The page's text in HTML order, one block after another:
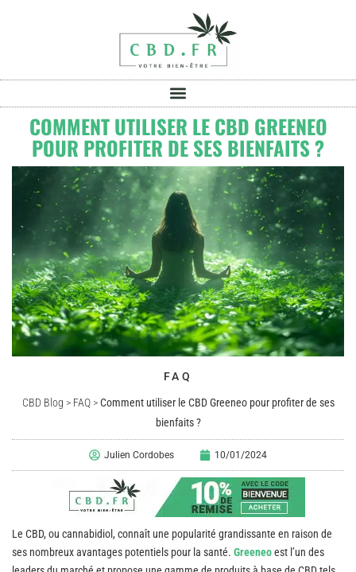
COMMENT UTILISER LE CBD GREENEO
POUR PROFITER DE SES BIENFAITS ?
FAQ
CBD Blog > FAQ>Comment utiliser le CBD Greeneo pour profiter de ses
bienfaits ?
Julien Cordobes 10/01/2024
Le CBD, ou cannabidiol, connaît une popularité grandissante en raison de
ses nombreux avantages potentiels pour la santé. Greeneoest l’un des